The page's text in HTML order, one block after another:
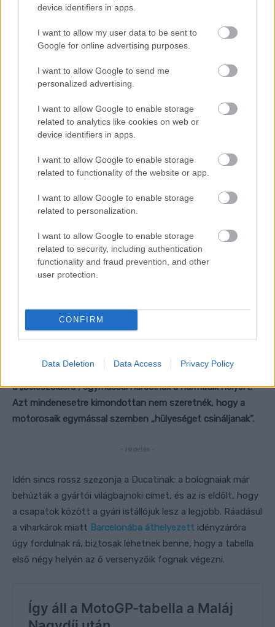
device identifiers in apps.
I want to allow my user data to be sent to
Google for online advertising purposes.
I want to allow Google to send me
personalized advertising.
I want to allow Google to enable storage
related to analytics like cookies on web or
device identifiers in apps.
I want to allow Google to enable storage
related to functionality of the website or app.
I want to allow Google to enable storage
related to personalization.
I want to allow Google to enable storage
related to security, including authentication
functionality and fraud prevention, and other
user protection.
CONFIRM
Data Deletion Data Access Privacy Policy